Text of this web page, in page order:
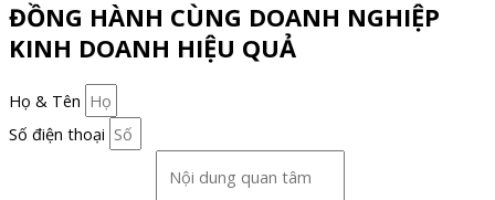
ĐỒNG HÀNH CÙNG DOANH NGHIỆP
KINH DOANH HIỆU QUẢ
Họ & Tên
Số điện thoại